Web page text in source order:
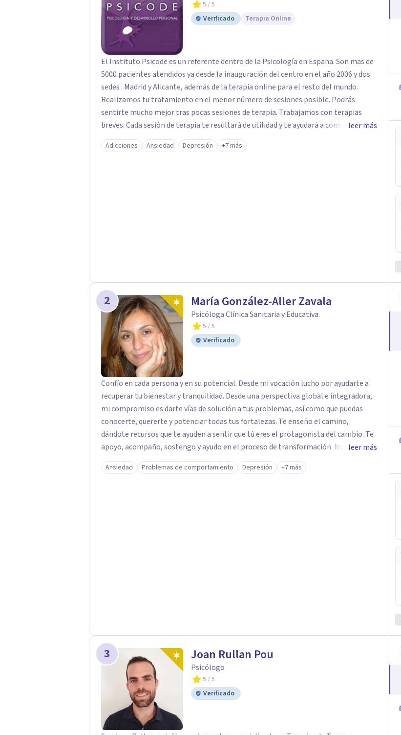
5 / 5
Verificado
Terapia Online
El Instituto Psicode es un referente dentro de la Psicología en España. Son mas de
5000 pacientes atendidos ya desde la inauguración del centro en el año 2006 y dos
sedes : Madrid y Alicante, además de la terapia online para el resto del mundo.
Realizamos tu tratamiento en el menor número de sesiones posible. Podrás
sentirte mucho mejor tras pocas sesiones de terapia. Trabajamos con terapias
breves. Cada sesión de terapia te resultará de utilidad y te ayudará a conseguir tus
objetivos. Entre nuestras especialidades destaca la terapia de pareja y sexual, así
como el tratamiento de problemas emocionales, obsesiones, ansiedad , estrés,
leer más
Adicciones Ansiedad Depresión +7 más
2 María González-Aller Zavala
Psicóloga Clínica Sanitaria y Educativa.
5 / 5
Verificado
Confío en cada persona y en su potencial. Desde mi vocación lucho por ayudarte a
recuperar tu bienestar y tranquilidad. Desde una perspectiva global e integradora,
mi compromiso es darte vías de solución a tus problemas, así como que puedas
conocerte, quererte y potenciar todas tus fortalezas. Te enseño el camino,
dándote recursos que te ayuden a sentir que tú eres el protagonista del cambio. Te
apoyo, acompaño, sostengo y ayudo en el proceso de transformación. Nos
construimos en base a nuestra propia historia. Todo lo que ha formado parte de
nuestra experiencia de vida influye en nuestro presente. De manera transversal y
leer más
Ansiedad Problemas de comportamiento Depresión +7 más
3 Joan Rullan Pou
Psicólogo
5 / 5
Verificado